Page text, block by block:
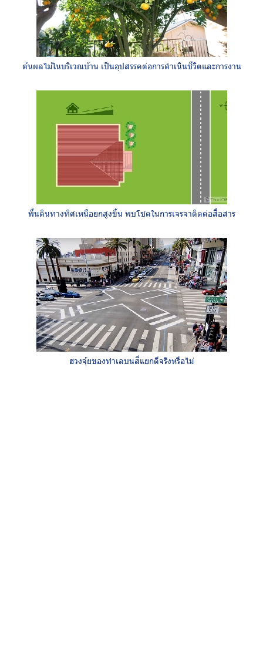
ต้นผลไม้ในบริเวณบ้าน เป็นอุปสรรคต่อการดำเนินชีวิตและการงาน
พื้นดินทางทิศเหนือยกสูงขึ้น พบโชคในการเจรจาติดต่อสื่อสาร
ฮวงจุ้ยของทำเลบนสี่แยกดีจริงหรือไม่